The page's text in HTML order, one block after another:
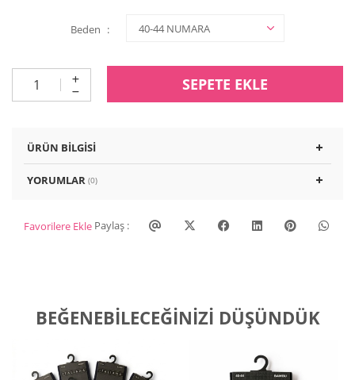
Beden
SEPETE EKLE
ÜRÜN BILGISI
YORUMLAR (0)
Favorilere Ekle Paylaş :
BEĞENEBILECEĞINIZI DÜŞÜNDÜK